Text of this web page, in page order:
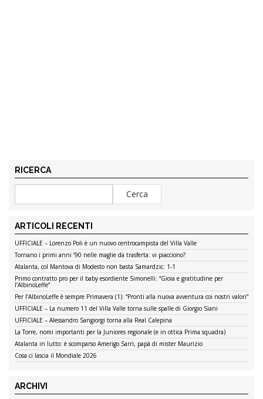
RICERCA
ARTICOLI RECENTI
UFFICIALE – Lorenzo Poli è un nuovo centrocampista del Villa Valle
Tornano i primi anni ’90 nelle maglie da trasferta: vi piacciono?
Atalanta, col Mantova di Modesto non basta Samardzic: 1-1
Primo contratto pro per il baby esordiente Simonelli: “Gioia e gratitudine per
l’AlbinoLeffe”
Per l’AlbinoLeffe è sempre Primavera (1): “Pronti alla nuova avventura coi nostri valori”
UFFICIALE – La numero 11 del Villa Valle torna sulle spalle di Giorgio Siani
UFFICIALE – Alessandro Sangiorgi torna alla Real Calepina
La Torre, nomi importanti per la Juniores regionale (e in ottica Prima squadra)
Atalanta in lutto: è scomparso Amerigo Sarri, papà di mister Maurizio
Cosa ci lascia il Mondiale 2026
ARCHIVI